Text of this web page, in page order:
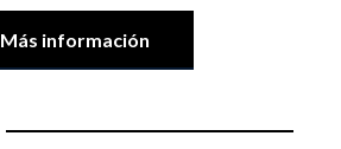
Más información